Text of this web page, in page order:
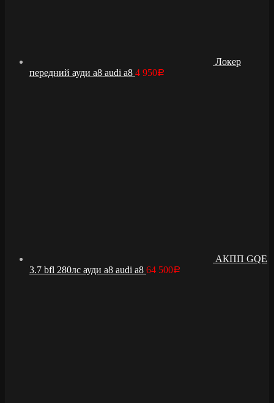
Локер
передний ауди а8 audi a8 4 950Р
АКПП GQE
3.7 bfl 280лс ауди а8 audi a8 64 500Р